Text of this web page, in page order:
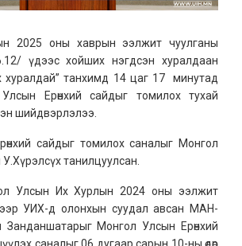
2025 оны хаврын ээлжит чуулганы
үдээс хойших нэгдсэн хуралдаан
хуралдай” танхимд 14 цаг 17 минутад
Ерөнхий сайдыг томилох тухай
шийдвэрлэлээ.
сайдыг томилох саналыг Монгол
У.Хүрэлсүх танилцуулсан.
Улсын Их Хурлын 2024 оны ээлжит
УИХ-д олонхын суудал авсан МАН-
Монгол Улсын Ерөнхий